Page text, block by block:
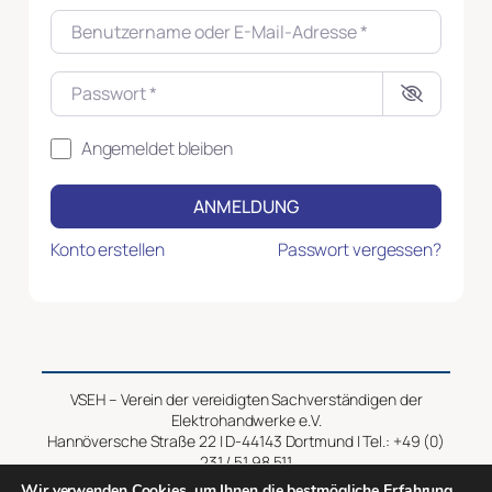
Benutzername oder E-Mail-Adresse
Passwort
Angemeldet bleiben
ANMELDUNG
Konto erstellen
Passwort vergessen?
VSEH – Verein der vereidigten Sachverständigen der
Elektrohandwerke e.V.
Hannöversche Straße 22 | D-44143 Dortmund | Tel.: +49 (0)
231 / 51 98 511